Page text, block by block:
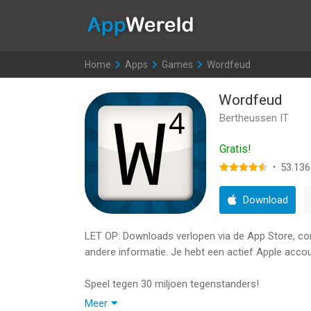
Home >
Apps >
Games >
Wordfeud
Wordfeud
Bertheussen IT
Gratis!
· 53.136
Download
LET OP: Downloads verlopen via de App Store,
andere informatie. Je hebt een actief Apple
Speel tegen 30 miljoen tegenstanders!
Meer